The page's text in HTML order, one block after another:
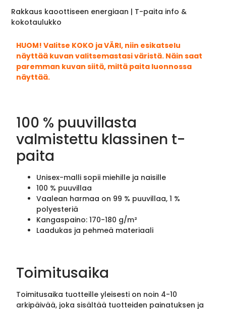
Rakkaus kaoottiseen energiaan | T-paita info &
kokotaulukko
HUOM! Valitse KOKO ja VÄRI, niin esikatselu
näyttää kuvan valitsemastasi väristä. Näin saat
paremman kuvan siitä, miltä paita luonnossa
näyttää.
100 % puuvillasta
valmistettu klassinen t-
paita
Unisex-malli sopii miehille ja naisille
100 % puuvillaa
Vaalean harmaa on 99 % puuvillaa, 1 %
polyesteriä
Kangaspaino: 170-180 g/m²
Laadukas ja pehmeä materiaali
Toimitusaika
Toimitusaika tuotteille yleisesti on noin 4-10
arkipäivää, joka sisältää tuotteiden painatuksen ja